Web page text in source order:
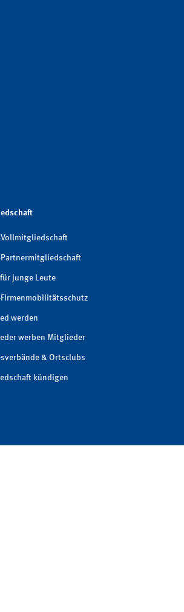
Vollmitgliedschaft
Partnermitgliedschaft
für junge Leute
Firmenmobilitätsschutz
werden
werben Mitglieder
& Ortsclubs
kündigen